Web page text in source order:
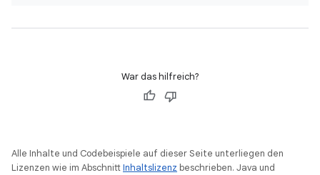
War das hilfreich?
Alle Inhalte und Codebeispiele auf dieser Seite unterliegen den
Lizenzen wie im AbschnittInhaltslizenz beschrieben. Java und